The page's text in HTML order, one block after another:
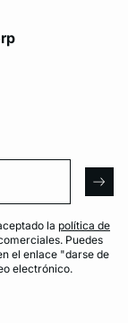
la política de
Puedes
el enlace "darse de
electrónico.